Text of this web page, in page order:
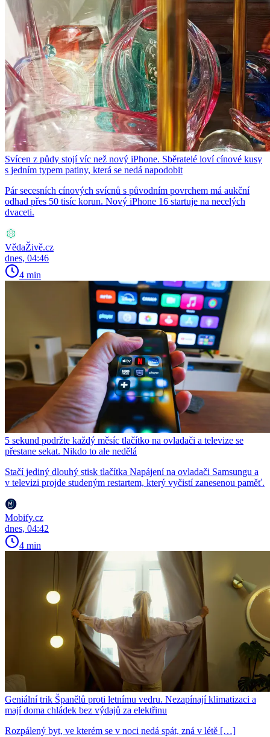
Svícen z půdy stojí víc než nový iPhone. Sběratelé loví cínové kusy
s jedním typem patiny, která se nedá napodobit
Pár secesních cínových svícnů s původním povrchem má aukční
odhad přes 50 tisíc korun. Nový iPhone 16 startuje na necelých
dvaceti.
VědaŽivě.cz
dnes, 04:46
4 min
5 sekund podržte každý měsíc tlačítko na ovladači a televize se
přestane sekat. Nikdo to ale nedělá
Stačí jediný dlouhý stisk tlačítka Napájení na ovladači Samsungu a
v televizi projde studeným restartem, který vyčistí zanesenou paměť.
Mobify.cz
dnes, 04:42
4 min
Geniální trik Španělů proti letnímu vedru. Nezapínají klimatizaci a
mají doma chládek bez výdajů za elektřinu
Rozpálený byt, ve kterém se v noci nedá spát, zná v létě […]